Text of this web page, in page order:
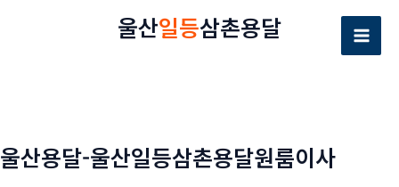
뛰
울산일등삼촌용달
Main
울산용달-울산일등삼촌용달원룸이사